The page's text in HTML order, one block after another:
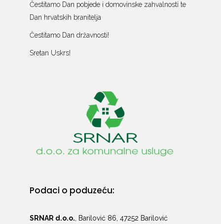
Čestitamo Dan pobjede i domovinske zahvalnosti te
Dan hrvatskih branitelja
Čestitamo Dan državnosti!
Sretan Uskrs!
Podaci o poduzeću:
SRNAR d.o.o., Barilović 86, 47252 Barilović